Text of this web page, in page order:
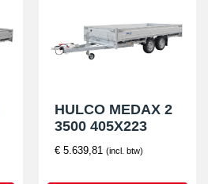
HULCO MEDAX 2
3500 405X223
€ 5.639,81 (incl. btw)